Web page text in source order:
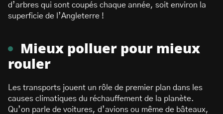
d’arbres qui sont coupés chaque année, soit environ la
superficie de l’Angleterre !
Mieux polluer pour mieux
rouler
Les transports jouent un rôle de premier plan dans les
causes climatiques du réchauffement de la planète.
Qu’on parle de voitures, d’avions ou même de bâteaux,